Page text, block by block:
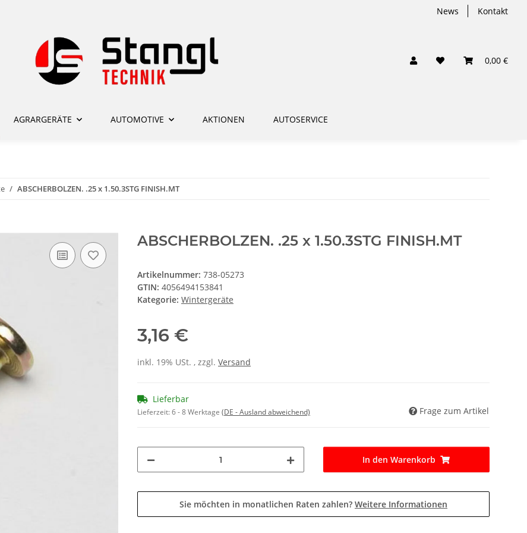
News Kontakt
0,00 €
AGRARGERÄTE AUTOMOTIVE AKTIONEN AUTOSERVICE
ABSCHERBOLZEN. .25 x 1.50.3STG FINISH.MT
ABSCHERBOLZEN. .25 x 1.50.3STG FINISH.MT
Artikelnummer: 738-05273
GTIN: 4056494153841
Kategorie: Wintergeräte
3,16 €
inkl. 19% USt. , zzgl. Versand
Lieferbar
Lieferzeit:6 - 8 Werktage (DE - Ausland abweichend) Frage zum Artikel
In den Warenkorb
Sie möchten in monatlichen Raten zahlen? Weitere Informationen